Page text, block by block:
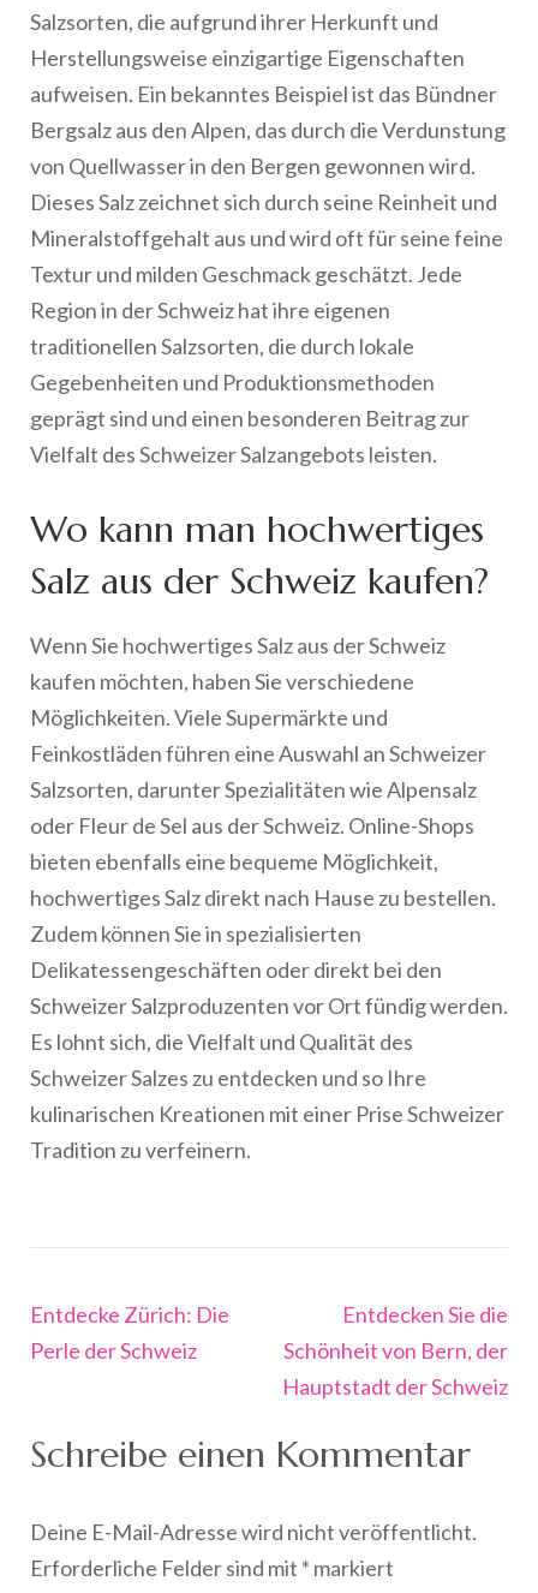
Salzsorten, die aufgrund ihrer Herkunft und
Herstellungsweise einzigartige Eigenschaften
aufweisen. Ein bekanntes Beispiel ist das Bündner
Bergsalz aus den Alpen, das durch die Verdunstung
von Quellwasser in den Bergen gewonnen wird.
Dieses Salz zeichnet sich durch seine Reinheit und
Mineralstoffgehalt aus und wird oft für seine feine
Textur und milden Geschmack geschätzt. Jede
Region in der Schweiz hat ihre eigenen
traditionellen Salzsorten, die durch lokale
Gegebenheiten und Produktionsmethoden
geprägt sind und einen besonderen Beitrag zur
Vielfalt des Schweizer Salzangebots leisten.
Wo kann man hochwertiges
Salz aus der Schweiz kaufen?
Wenn Sie hochwertiges Salz aus der Schweiz
kaufen möchten, haben Sie verschiedene
Möglichkeiten. Viele Supermärkte und
Feinkostläden führen eine Auswahl an Schweizer
Salzsorten, darunter Spezialitäten wie Alpensalz
oder Fleur de Sel aus der Schweiz. Online-Shops
bieten ebenfalls eine bequeme Möglichkeit,
hochwertiges Salz direkt nach Hause zu bestellen.
Zudem können Sie in spezialisierten
Delikatessengeschäften oder direkt bei den
Schweizer Salzproduzenten vor Ort fündig werden.
Es lohnt sich, die Vielfalt und Qualität des
Schweizer Salzes zu entdecken und so Ihre
kulinarischen Kreationen mit einer Prise Schweizer
Tradition zu verfeinern.
Beitragsnavigation
Entdecke Zürich: Die
Perle der Schweiz
Entdecken Sie die
Schönheit von Bern, der
Hauptstadt der Schweiz
Schreibe einen Kommentar
Deine E-Mail-Adresse wird nicht veröffentlicht.
Erforderliche Felder sind mit * markiert